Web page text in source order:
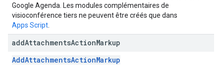
Google Agenda. Les modules complémentaires de
visioconférence tiers ne peuvent être créés que dans
Apps Script
addAttachmentsActionMarkup
AddAttachmentsActionMarkup